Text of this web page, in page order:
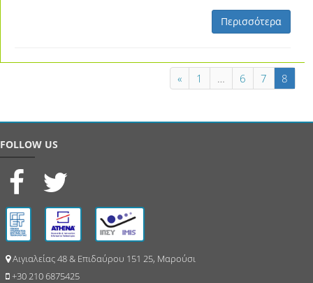
Περισσότερα
« 1 … 6 7 8
FOLLOW US
Αιγιαλείας 48 & Επιδαύρου 151 25, Μαρούσι
+30 210 6875425